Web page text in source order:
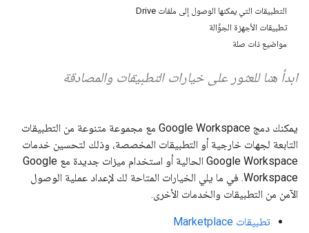
التطبيقات التي يمكنها الوصول إلى ملفات Drive
تطبيقات الأجهزة الجوَّالة
مواضيع ذات صلة
ابدأ هنا للعثور على خيارات التطبيقات والمصادقة
يمكنك دمج Google Workspace مع مجموعة متنوعة من التطبيقات
التابعة لجهات خارجية أو التطبيقات المخصصة، وذلك لتحسين خدمات
Google Workspace الحالية أو استخدام ميزات جديدة مع Google
Workspace. في ما يلي الخيارات المتاحة لك لإعداد عملية الوصول
الآمن من التطبيقات والخدمات الأخرى.
تطبيقات Marketplace